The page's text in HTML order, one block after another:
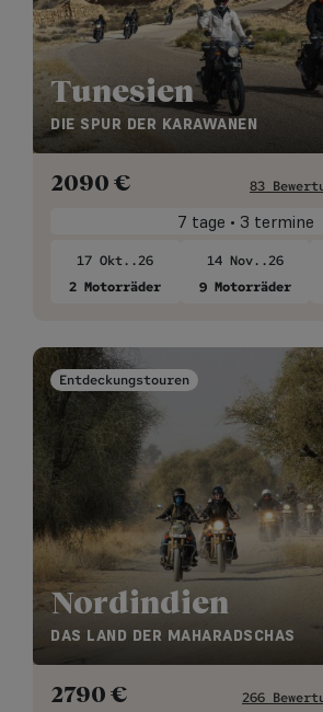
Tunesien
DIE SPUR DER KARAWANEN
2090 € 83
7 tage • 3 termine
17 Okt..26
2 Motorräder
14 Nov..26
9 Motorräder
Entdeckungstouren
Nordindien
DAS LAND DER MAHARADSCHAS
2790 € 266